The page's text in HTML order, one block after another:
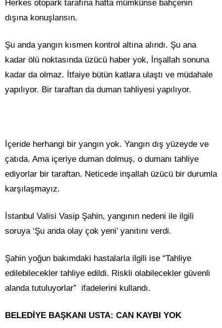
Herkes otopark tarafına hatta mümkünse bahçenin
dışına konuşlansın.
Şu anda yangın kısmen kontrol altına alındı. Şu ana
kadar ölü noktasında üzücü haber yok, İnşallah sonuna
kadar da olmaz. İtfaiye bütün katlara ulaştı ve müdahale
yapılıyor. Bir taraftan da duman tahliyesi yapılıyor.
İçeride herhangi bir yangın yok. Yangın dış yüzeyde ve
çatıda. Ama içeriye duman dolmuş, o dumanı tahliye
ediyorlar bir taraftan. Neticede inşallah üzücü bir durumla
karşılaşmayız.
İstanbul Valisi Vasip Şahin, yangının nedeni ile ilgili
soruya ‘Şu anda olay çok yeni’ yanıtını verdi.
Şahin yoğun bakımdaki hastalarla ilgili ise “Tahliye
edilebilecekler tahliye edildi. Riskli olabilecekler güvenli
alanda tutuluyorlar” ifadelerini kullandı.
BELEDİYE BAŞKANI USTA: CAN KAYBI YOK